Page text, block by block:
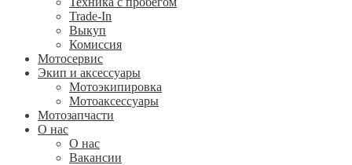
Trade-In
Выкуп
Комиссия
Мотосервис
Экип и аксессуары
Мотоэкипировка
Мотоаксессуары
Мотозапчасти
О нас
О нас
Вакансии